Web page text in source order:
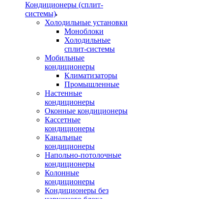
Кондиционеры (сплит-
системы)
Холодильные установки
Моноблоки
Холодильные
сплит-системы
Мобильные
кондиционеры
Климатизаторы
Промышленные
Настенные
кондиционеры
Оконные кондиционеры
Кассетные
кондиционеры
Канальные
кондиционеры
Напольно-потолочные
кондиционеры
Колонные
кондиционеры
Кондиционеры без